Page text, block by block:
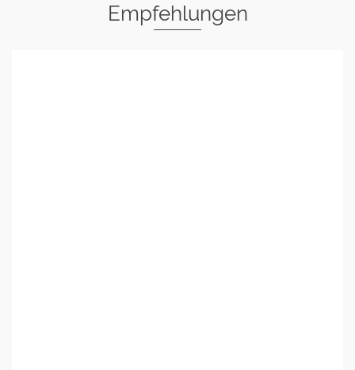
Empfehlungen